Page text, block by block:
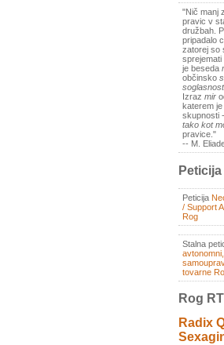
"Nič manj
pravic v
družbah.
pripadalo
zatorej so
je beseda
občinsko
soglasnost
Izraz mir
katerem
skupnosti
tako kot
pravice."
-- M.
Peticija
Peticija
/ Support
Rog
Stalna
tovarne
Rog
Radix